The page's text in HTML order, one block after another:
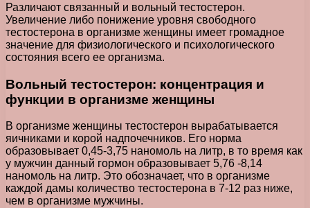
Различают связанный и вольный тестостерон.
Увеличение либо понижение уровня свободного
тестостерона в организме женщины имеет громадное
значение для физиологического и психологического
состояния всего ее организма.
Вольный тестостерон: концентрация и
функции в организме женщины
В организме женщины тестостерон вырабатывается
яичниками и корой надпочечников. Его норма
образовывает 0,45-3,75 наномоль на литр, в то время как
у мужчин данный гормон образовывает 5,76 -8,14
наномоль на литр. Это обозначает, что в организме
каждой дамы количество тестостерона в 7-12 раз ниже,
чем в организме мужчины.